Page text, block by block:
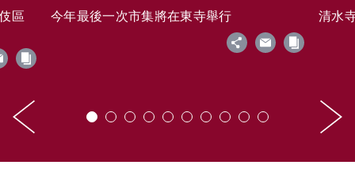
區 今年最後一次市集將在東寺舉行 清水